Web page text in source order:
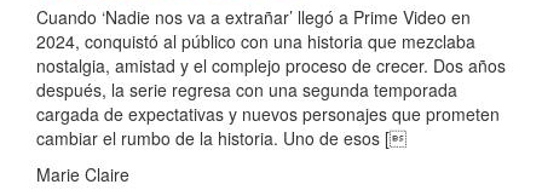
Cuando ‘Nadie nos va a extrañar’ llegó a Prime Video en
2024, conquistó al público con una historia que mezclaba
nostalgia, amistad y el complejo proceso de crecer. Dos años
después, la serie regresa con una segunda temporada
cargada de expectativas y nuevos personajes que prometen
cambiar el rumbo de la historia. Uno de esos [
Marie Claire